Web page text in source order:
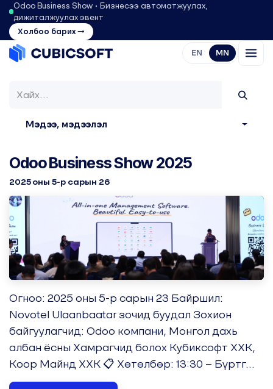
Odoo Business Show • Бизнесээ автоматжуулах,
дижиталжуулах эвент
Холбоо барих →
EN MN
Мэдээ, мэдээлэл
Odoo Business Show 2025
2025 оны 5-р сарын 26
Огноо: 2025 оны 5-р сарын 23 Байршил:
Novotel Ulaanbaatar зочид буудал Зохион
байгуулагчид: Odoo компани, Монгол дахь
албан ёсны Хамрагчид болох Кубиксофт ХХК,
Коор Майнд ХХК 📋 Хөтөлбөр: 13:30 – Бүртг...